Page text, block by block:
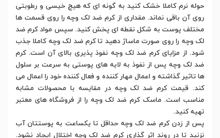
حوله نرم کاملا خشک کنید به گونه ای که هیچ خیسی و رطوبتی
روی آن باقی نماند. مقداری از کرم ضد لک وچه را روی قسمت ها
مختلف پوست به شکل نقطه ای پخش کنید. سپس مواد کرم ضد
لک وچه را روی صورت ماساژ دهید تا کرم ضد لک وچه کاملا جذب
شود. از مزایای کرم ضد لک وچه نفوذ پذیری بالای آن است. کرم
ضد لک وچه پس از نفوذ به لایه های پوستی به سرعت بر سلول
ها تاثیر گذاشته و اعمال مهار کننده و فعال کننده خود را اعمال می
کند. قیمت کرم ضد لک وچه در مقایسه با محصولات مشابه
مناسب است. ماسک کرم ضد لک وچه را از فروشگاه های معتبر
تهیه کنید.
پس از زدن کرم ضد لک وچه حداقل تا یکساعت به پوستتان آب
نزنید تا در روند اثر گذاری کرم ضد لک وچه اختلال ایجاد نشود.